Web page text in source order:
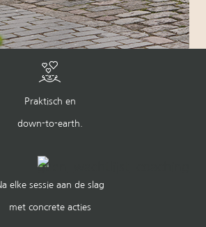
Praktisch en
down-to-earth.
elke sessie aan de slag
met concrete acties